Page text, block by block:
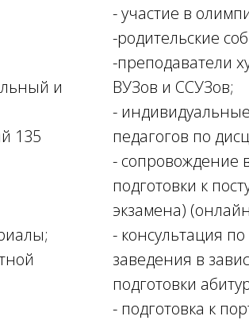
и
135
- участие в
-родительские
-преподаватели
ВУЗов и ССУЗов;
-
педагогов по
- сопровождение
подготовки к
экзамена)
- консультация
заведения в
подготовки
- подготовка к